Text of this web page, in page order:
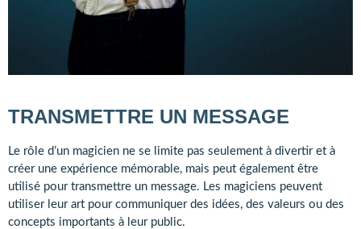
TRANSMETTRE UN MESSAGE
Le rôle d’un magicien ne se limite pas seulement à divertir et à
créer une expérience mémorable, mais peut également être
utilisé pour transmettre un message. Les magiciens peuvent
utiliser leur art pour communiquer des idées, des valeurs ou des
concepts importants à leur public.